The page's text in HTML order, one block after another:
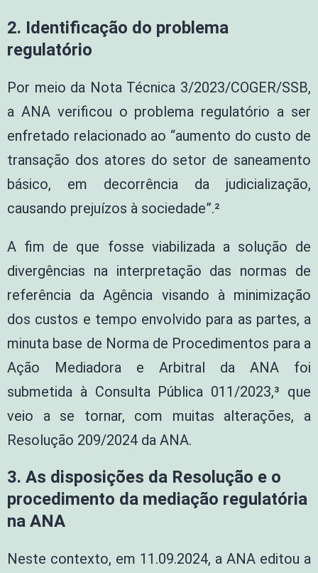
2. Identificação do problema
regulatório
Por meio da Nota Técnica 3/2023/COGER/SSB,
a ANA verificou o problema regulatório a ser
enfretado relacionado ao “aumento do custo de
transação dos atores do setor de saneamento
básico, em decorrência da judicialização,
causando prejuízos à sociedade”.²
A fim de que fosse viabilizada a solução de
divergências na interpretação das normas de
referência da Agência visando à minimização
dos custos e tempo envolvido para as partes, a
minuta base de Norma de Procedimentos para a
Ação Mediadora e Arbitral da ANA foi
submetida à Consulta Pública 011/2023,³ que
veio a se tornar, com muitas alterações, a
Resolução 209/2024 da ANA.
3. As disposições da Resolução e o
procedimento da mediação regulatória
na ANA
Neste contexto, em 11.09.2024, a ANA editou a